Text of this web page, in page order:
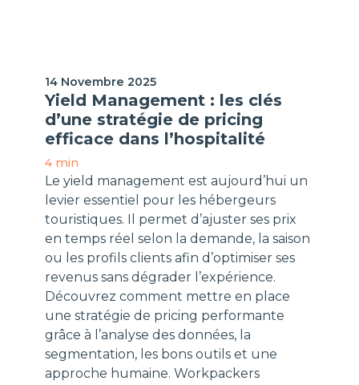
14 Novembre 2025
Yield Management : les clés
d’une stratégie de pricing
efficace dans l’hospitalité
4 min
Le yield management est aujourd’hui un
levier essentiel pour les hébergeurs
touristiques. Il permet d’ajuster ses prix
en temps réel selon la demande, la saison
ou les profils clients afin d’optimiser ses
revenus sans dégrader l’expérience.
Découvrez comment mettre en place
une stratégie de pricing performante
grâce à l’analyse des données, la
segmentation, les bons outils et une
approche humaine. Workpackers